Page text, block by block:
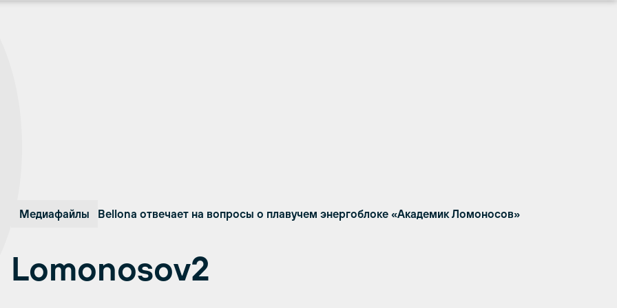
Медиафайлы Bellona отвечает на вопросы о плавучем энергоблоке «Академик Ломоносов»
Lomonosov2